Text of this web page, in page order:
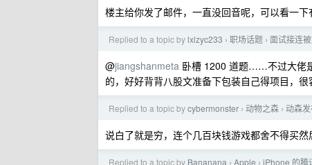
楼主给你发了邮件，一直没回音呢，可以看一下
Replied to a topic by lxlzyc233 › 职场话题 › 面试接连
@jiangshanmeta 卧槽 1200 道题……不过大佬
的，好好背背八股文准备下包装自己得项目，很
Replied to a topic bycybermonster › 动物之森 › 动森
说白了就是穷，连个几百块钱游戏都舍不得买然
Replied to a topic by Bananana › Apple › iPhone 的腾